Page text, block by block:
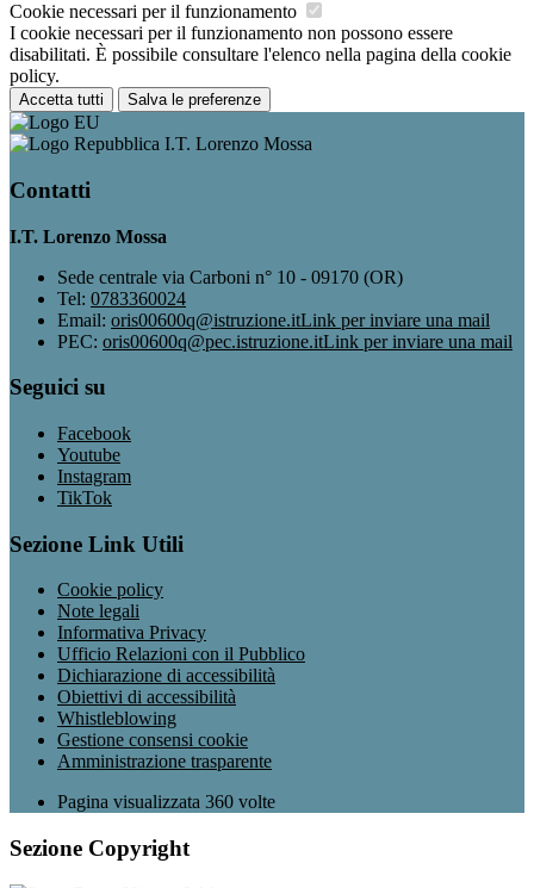
Cookie necessari per il funzionamento
I cookie necessari per il funzionamento non possono essere
disabilitati. È possibile consultare l'elenco nella pagina della cookie
policy.
Accetta tutti Salva le preferenze
I.T. Lorenzo Mossa
Contatti
I.T. Lorenzo Mossa
Sede centrale via Carboni n° 10 - 09170 (OR)
Tel: 0783360024
Email: oris00600q@istruzione.itLink per inviare una mail
PEC: oris00600q@pec.istruzione.itLink per inviare una mail
Seguici su
Facebook
Youtube
Instagram
TikTok
Sezione Link Utili
Cookie policy
Note legali
Informativa Privacy
Ufficio Relazioni con il Pubblico
Dichiarazione di accessibilità
Obiettivi di accessibilità
Whistleblowing
Gestione consensi cookie
Amministrazione trasparente
Pagina visualizzata 360 volte
Sezione Copyright